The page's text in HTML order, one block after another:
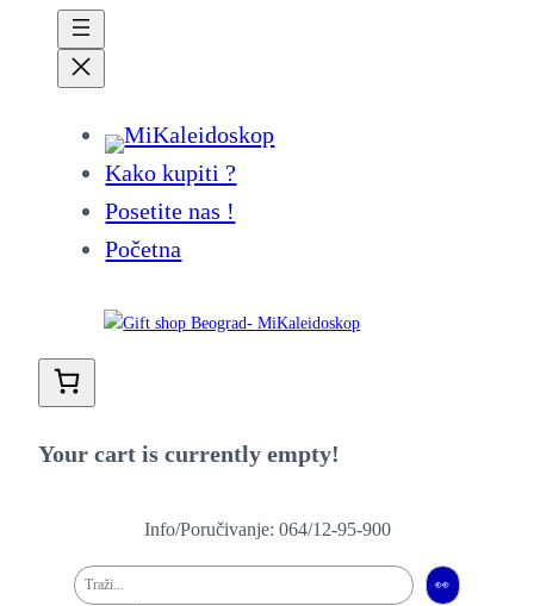
Kako kupiti ?
Posetite nas !
Početna
Your cart is currently empty!
Info/Poručivanje: 064/12-95-900
Pretraga 👀